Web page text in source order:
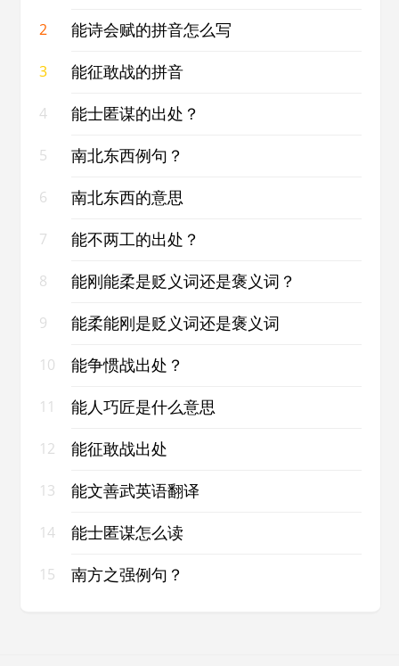
2 能诗会赋的拼音怎么写
3 能征敢战的拼音
4 能士匿谋的出处？
5 南北东西例句？
6 南北东西的意思
7 能不两工的出处？
8 能刚能柔是贬义词还是褒义词？
9 能柔能刚是贬义词还是褒义词
10 能争惯战出处？
11 能人巧匠是什么意思
12 能征敢战出处
13 能文善武英语翻译
14 能士匿谋怎么读
15 南方之强例句？